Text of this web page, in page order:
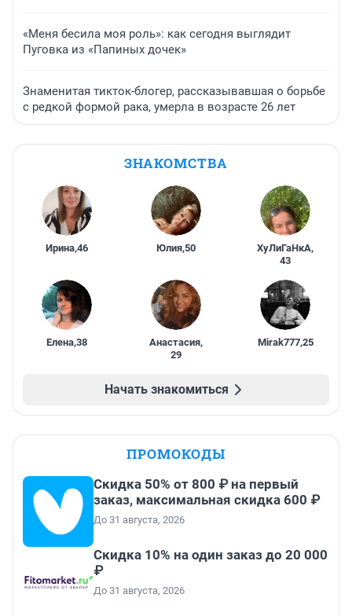
«Меня бесила моя роль»: как сегодня выглядит
Пуговка из «Папиных дочек»
Знаменитая тикток-блогер, рассказывавшая о борьбе
с редкой формой рака, умерла в возрасте 26 лет
ЗНАКОМСТВА
Ирина,46 Юлия,50 ХуЛиГаНкА,
43
Елена,38 Анастасия,
29
Mirak777,25
Начать знакомиться
ПРОМОКОДЫ
Скидка 50% от 800 ₽ на первый
заказ, максимальная скидка 600 ₽
До 31 августа, 2026
Скидка 10% на один заказ до 20 000
₽
До 31 августа, 2026